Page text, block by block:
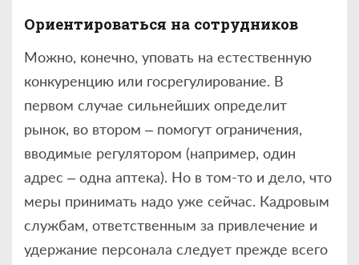
Ориентироваться на сотрудников
Можно, конечно, уповать на естественную
конкуренцию или госрегулирование. В
первом случае сильнейших определит
рынок, во втором – помогут ограничения,
вводимые регулятором (например, один
адрес – одна аптека). Но в том-то и дело, что
меры принимать надо уже сейчас. Кадровым
службам, ответственным за привлечение и
удержание персонала следует прежде всего